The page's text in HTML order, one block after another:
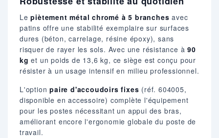
Lepiètement métal chromé à 5 branches avec
patins offre une stabilité exemplaire sur surfaces
dures (béton, carrelage, résine époxy), sans
risquer de rayer les sols. Avec une résistance à90
kg et un poids de 13,6 kg, ce siège est conçu pour
résister à un usage intensif en milieu professionnel.
L'optionpaire d'accoudoirs fixes (réf. 604005,
disponible en accessoire) complète l'équipement
pour les postes nécessitant un appui des bras,
améliorant encore l'ergonomie globale du poste de
travail.